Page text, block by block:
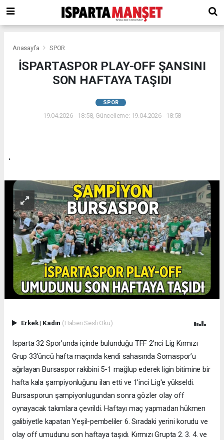
Anasayfa SPOR
İSPARTASPOR PLAY-OFF ŞANSINI
SON HAFTAYA TAŞIDI
SPOR
19.04.2026 - 18:58, Güncelleme: 19.04.2026 - 18:58
.
Erkek| Kadın (Haberi Sesli Oku)
Isparta 32 Spor’unda içinde bulunduğu TFF 2’nci Lig Kırmızı
Grup 33’üncü hafta maçında kendi sahasında Somaspor’u
ağırlayan Bursaspor rakibini 5-1 mağlup ederek ligin bitimine bir
hafta kala şampiyonluğunu ilan etti ve 1'inci Lig'e yükseldi.
Bursasporun şampiyonlugundan sonra gözler olay off
oynayacak takımlara çevrildi. Haftayı maç yapmadan hükmen
galibiyetle kapatan Yeşil-pembeliler 6. Sıradaki yerini korudu ve
olay off umudunu son haftaya taşıdı. Kırmızı Grupta 2. 3. 4. ve